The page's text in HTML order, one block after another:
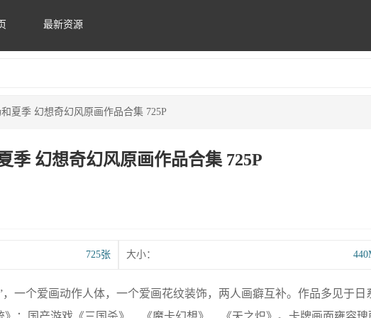
最新资源
夏季 幻想奇幻风原画作品合集 725P
季 幻想奇幻风原画作品合集 725P
725张 大小：
一个爱画动作人体，一个爱画花纹装饰，两人画癖互补。作品多见于